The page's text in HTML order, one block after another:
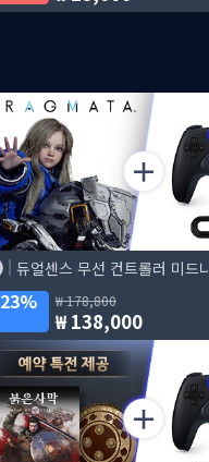
23% 178,800
138,000